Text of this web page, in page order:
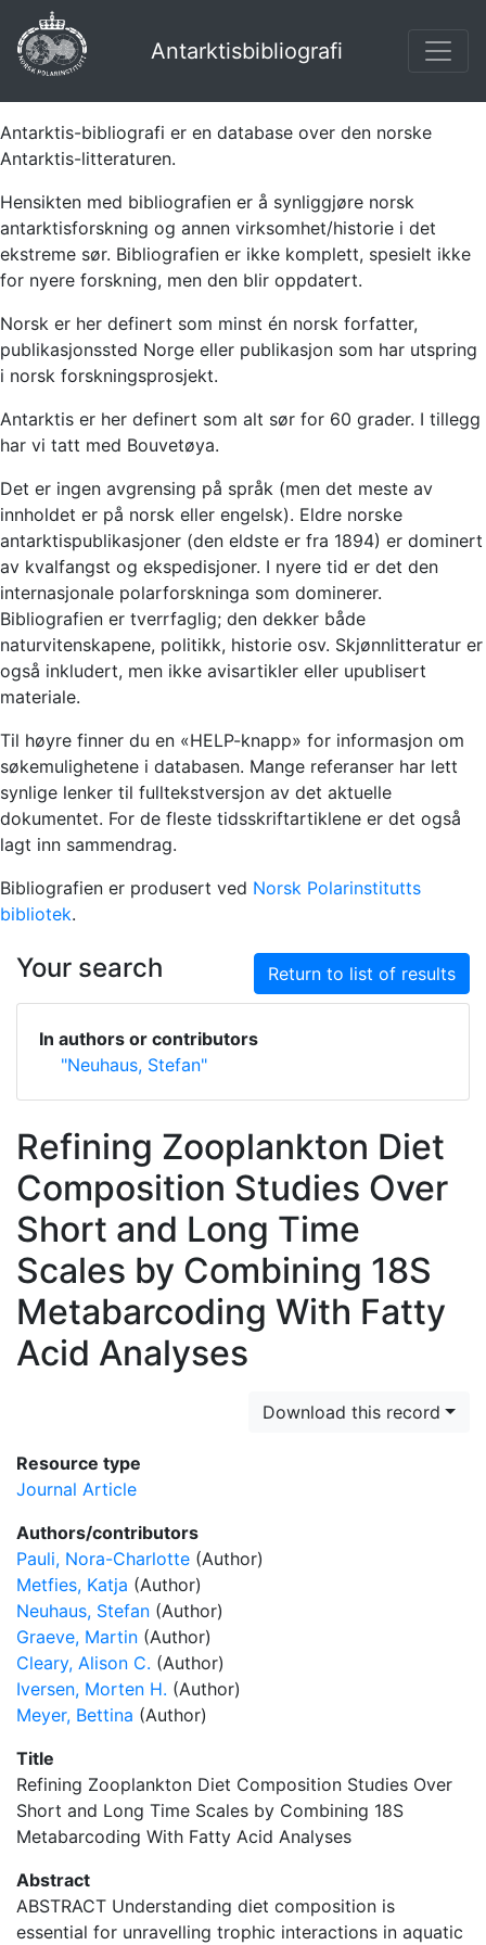
Antarktisbibliografi
Antarktis-bibliografi er en database over den norske
Antarktis-litteraturen.
Hensikten med bibliografien er å synliggjøre norsk
antarktisforskning og annen virksomhet/historie i det
ekstreme sør. Bibliografien er ikke komplett, spesielt ikke
for nyere forskning, men den blir oppdatert.
Norsk er her definert som minst én norsk forfatter,
publikasjonssted Norge eller publikasjon som har utspring
i norsk forskningsprosjekt.
Antarktis er her definert som alt sør for 60 grader. I tillegg
har vi tatt med Bouvetøya.
Det er ingen avgrensing på språk (men det meste av
innholdet er på norsk eller engelsk). Eldre norske
antarktispublikasjoner (den eldste er fra 1894) er dominert
av kvalfangst og ekspedisjoner. I nyere tid er det den
internasjonale polarforskninga som dominerer.
Bibliografien er tverrfaglig; den dekker både
naturvitenskapene, politikk, historie osv. Skjønnlitteratur er
også inkludert, men ikke avisartikler eller upublisert
materiale.
Til høyre finner du en «HELP-knapp» for informasjon om
søkemulighetene i databasen. Mange referanser har lett
synlige lenker til fulltekstversjon av det aktuelle
dokumentet. For de fleste tidsskriftartiklene er det også
lagt inn sammendrag.
Bibliografien er produsert ved Norsk Polarinstitutts
bibliotek.
Your search Return to list of results
In authors or contributors
"Neuhaus, Stefan"
Refining Zooplankton Diet
Composition Studies Over
Short and Long Time
Scales by Combining 18S
Metabarcoding With Fatty
Acid Analyses
Download this record
Resource type
Journal Article
Authors/contributors
Pauli, Nora-Charlotte (Author)
Metfies, Katja (Author)
Neuhaus, Stefan (Author)
Graeve, Martin (Author)
Cleary, Alison C. (Author)
Iversen, Morten H. (Author)
Meyer, Bettina (Author)
Title
Refining Zooplankton Diet Composition Studies Over
Short and Long Time Scales by Combining 18S
Metabarcoding With Fatty Acid Analyses
Abstract
ABSTRACT Understanding diet composition is
essential for unravelling trophic interactions in aquatic